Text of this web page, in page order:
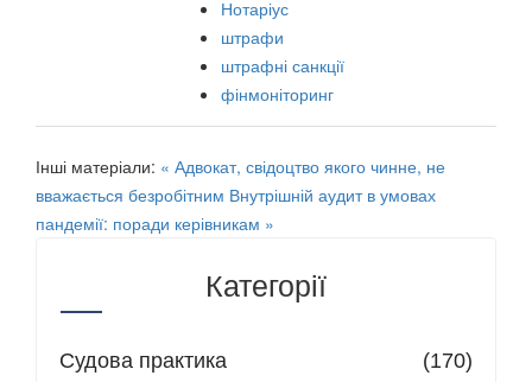
Нотаріус
штрафи
штрафні санкції
фінмоніторинг
Інші матеріали: « Адвокат, свідоцтво якого чинне, не
вважається безробітним Внутрішній аудит в умовах
пандемії: поради керівникам »
Категорії
Судова практика (170)